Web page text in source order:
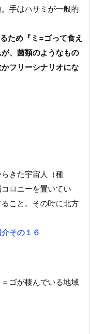
手はハサミが一般的
ため『ミ=ゴって食え
、菌類のようなもの
フリーシナリオにな
きた宇宙人（種
ロニーを置いてい
こと。 その時に北方
その１６
ゴが棲んでいる地域